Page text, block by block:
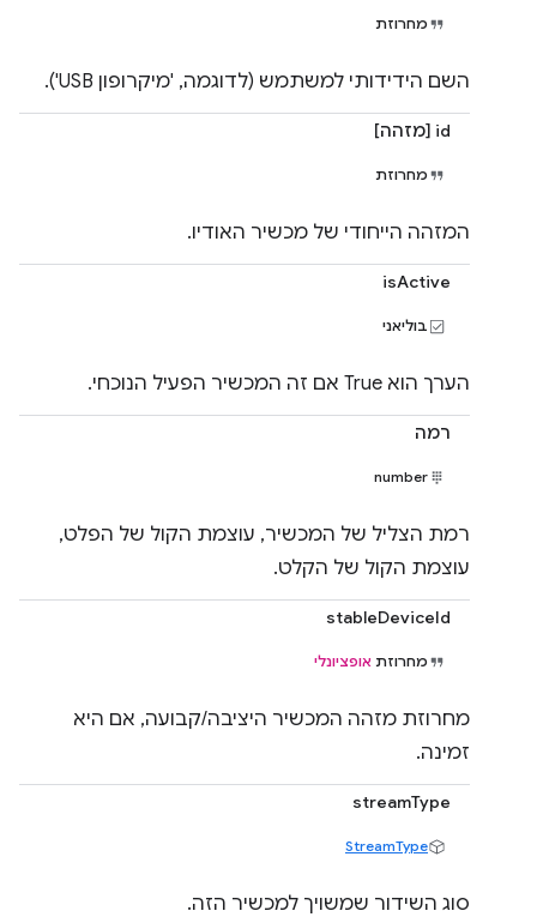
מחרוזת
השם הידידותי למשתמש (לדוגמה, 'מיקרופון USB').
id [מזהה]
מחרוזת
המזהה הייחודי של מכשיר האודיו.
isActive
בוליאני
הערך הוא True אם זה המכשיר הפעיל הנוכחי.
רמה
number
רמת הצליל של המכשיר, עוצמת הקול של הפלט,
עוצמת הקול של הקלט.
stableDeviceId
מחרוזת אופציונלי
מחרוזת מזהה המכשיר היציבה/קבועה, אם היא
זמינה.
streamType
StreamType
סוג השידור שמשויך למכשיר הזה.